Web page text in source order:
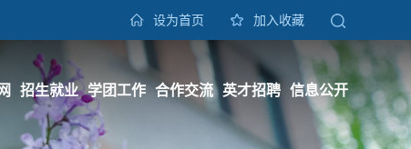
设为首页 加入收藏
招生就业 学团工作 合作交流 英才招聘 信息公开